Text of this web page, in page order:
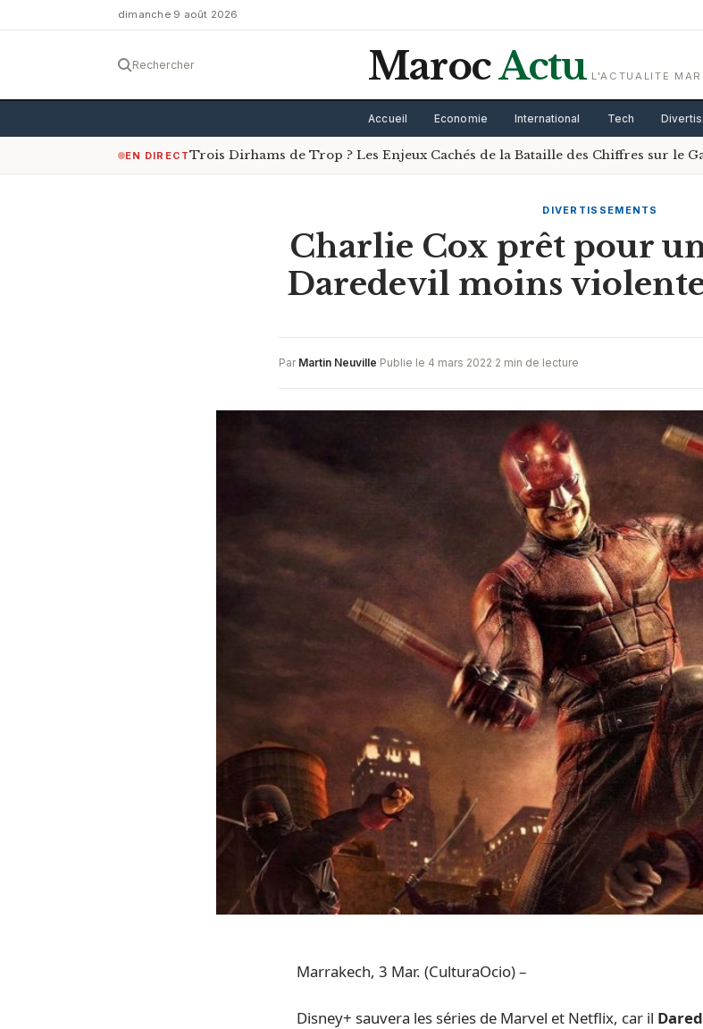
dimanche 9 août 2026
Rechercher MarocActu L'ACTUALITE
Accueil Economie International Tech
EN DIRECTTrois Dirhams de Trop ? Les Enjeux Cachés de la Bataille des Chiffres sur le
DIVERTISSEMENTS
Charlie Cox prêt pour
Daredevil moins
Par Martin Neuville·Publie le 4 mars 2022·2 min de lecture
Marrakech, 3 Mar. (CulturaOcio) –
Disney+ sauvera les séries de Marvel et Netflix, car il